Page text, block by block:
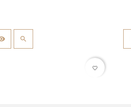
favorite_border